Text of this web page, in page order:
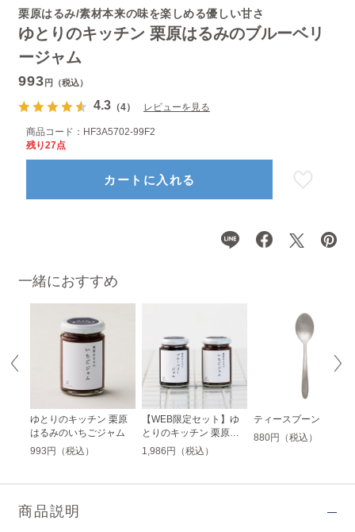
一緒におすすめ
ゆとりのキッチン 栗原
はるみのいちごジャム
993円（税込）
【WEB限定セット】ゆ
とりのキッチン 栗原は
るみのブルーベリージャ
ムといちごジャムのセッ
1,986円（税込）
ティースプーン
880円（税込）
ゆとりのキッチン 栗原はるみのブルーベリ
ージャム
栗原はるみ/素材本来の味を楽しめる優しい甘さ
993 円（税込）
4.3（4） レビューを見る
商品コード： HF3A5702-99F2
残り27点
カートに入れる
商品説明